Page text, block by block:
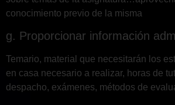
conocimiento previo de la misma
g. Proporcionar información
Temario, material que necesitarán los
en casa necesario a realizar, horas de
despacho, exámenes, métodos de